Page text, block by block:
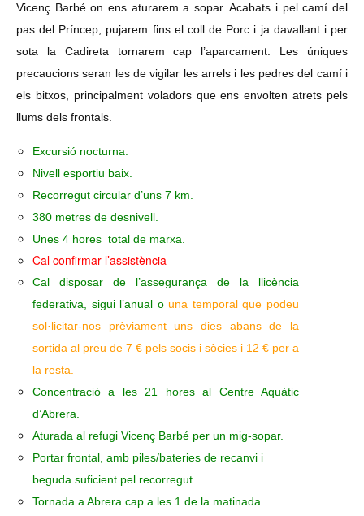
Vicenç Barbé on ens aturarem a sopar. Acabats i pel camí del
pas del Príncep, pujarem fins el coll de Porc i ja davallant i per
sota la Cadireta tornarem cap l’aparcament. Les úniques
precaucions seran les de vigilar les arrels i les pedres del camí i
els bitxos, principalment voladors que ens envolten atrets pels
llums dels frontals.
Excursió nocturna.
Nivell esportiu baix.
Recorregut circular d’uns 7 km.
380 metres de desnivell.
Unes 4 hores total de marxa.
Cal confirmar l’assistència
Cal disposar de l’assegurança de la llicència
federativa, sigui l’anual ouna temporal que podeu
sol·licitar-nos prèviament uns dies abans de la
sortida al preu de 7 € pels socis i sòcies i 12 € per a
la resta.
Concentració a les 21 hores al Centre Aquàtic
d’Abrera.
Aturada al refugi Vicenç Barbé per un mig-sopar.
Portar frontal, amb piles/bateries de recanvi i
beguda suficient pel recorregut.
Tornada a Abrera cap a les 1 de la matinada.